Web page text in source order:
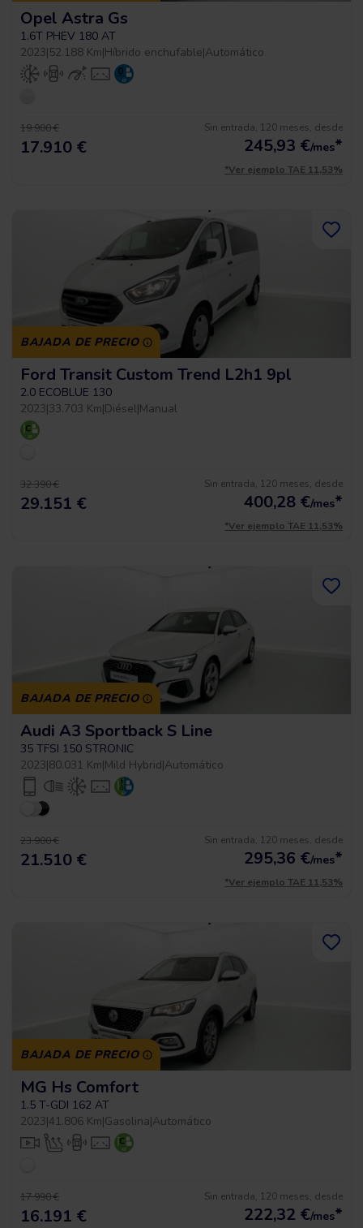
Opel Astra Gs
1.6T PHEV 180 AT
2023|52.188 Km|Híbrido enchufable|Automático
19.900 €
17.910 €
Sin entrada, 120 meses, desde
245,93 €/mes*
*Ver ejemplo TAE 11,53%
BAJADA DE PRECIO
Ford Transit Custom Trend L2h1 9pl
2.0 ECOBLUE 130
2023|33.703 Km|Diésel|Manual
32.390 €
29.151 €
Sin entrada, 120 meses, desde
400,28 €/mes*
*Ver ejemplo TAE 11,53%
BAJADA DE PRECIO
Audi A3 Sportback S Line
35 TFSI 150 STRONIC
2023|80.031 Km|Mild Hybrid|Automático
23.900 €
21.510 €
Sin entrada, 120 meses, desde
295,36 €/mes*
*Ver ejemplo TAE 11,53%
BAJADA DE PRECIO
MG Hs Comfort
1.5 T-GDI 162 AT
2023|41.806 Km|Gasolina|Automático
17.990 €
16.191 €
Sin entrada, 120 meses, desde
222,32 €/mes*